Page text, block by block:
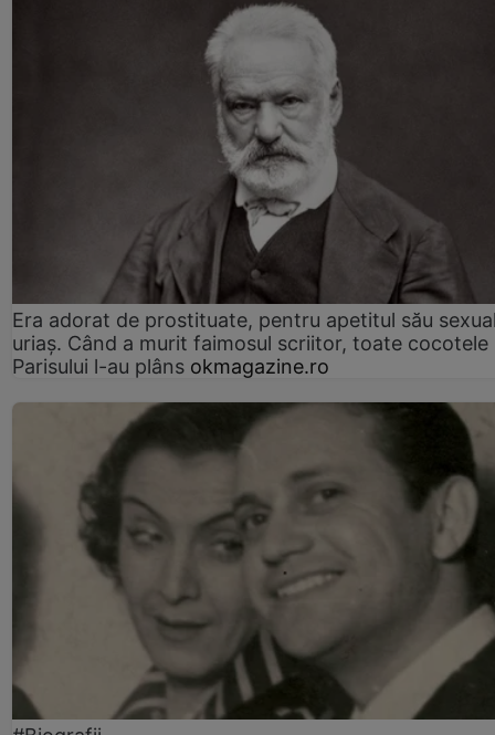
Era adorat de prostituate, pentru apetitul său
uriaș. Când a murit faimosul scriitor, toate cocotele
Parisului l-au plâns okmagazine.ro